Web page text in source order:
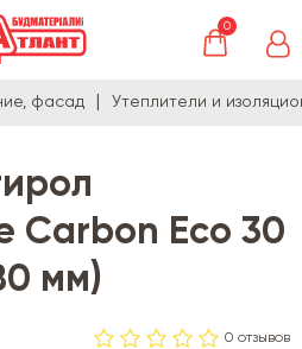
0
фасад Утеплители и
Carbon Eco 30
мм)
0 отзывов